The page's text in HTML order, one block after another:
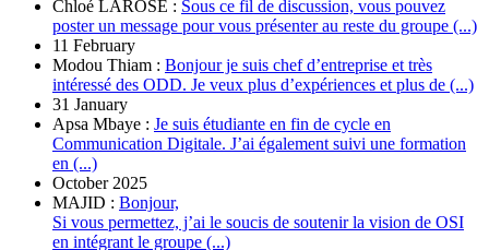
Chloé LAROSE : Sous ce fil de discussion, vous pouvez
poster un message pour vous présenter au reste du groupe (...)
11 February
Modou Thiam : Bonjour je suis chef d’entreprise et très
intéressé des ODD. Je veux plus d’expériences et plus de (...)
31 January
Apsa Mbaye : Je suis étudiante en fin de cycle en
Communication Digitale. J’ai également suivi une formation
en (...)
October 2025
MAJID : Bonjour,
Si vous permettez, j’ai le soucis de soutenir la vision de OSI
en intégrant le groupe (...)